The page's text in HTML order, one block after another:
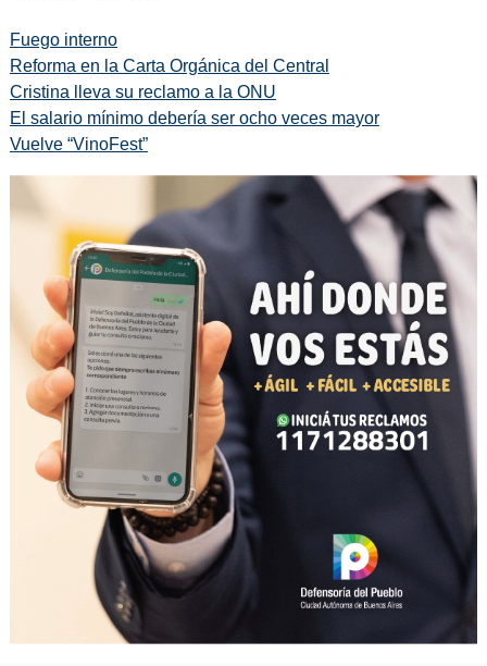
Fuego interno
Reforma en la Carta Orgánica del Central
Cristina lleva su reclamo a la ONU
El salario mínimo debería ser ocho veces mayor
Vuelve “VinoFest”